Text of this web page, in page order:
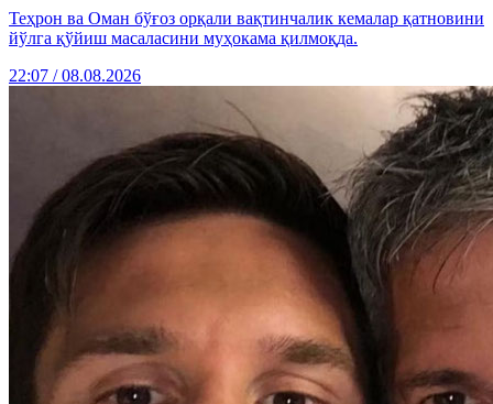
Теҳрон ва Оман бўғоз орқали вақтинчалик кемалар қатновини
йўлга қўйиш масаласини муҳокама қилмоқда.
22:07 / 08.08.2026